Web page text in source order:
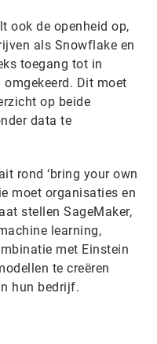
ook de openheid op,
als Snowflake en
toegang tot in
Dit moet
op beide
data te
rond ‘bring your own
moet organisaties en
stellen SageMaker,
learning,
met Einstein
te creëren
hun bedrijf.